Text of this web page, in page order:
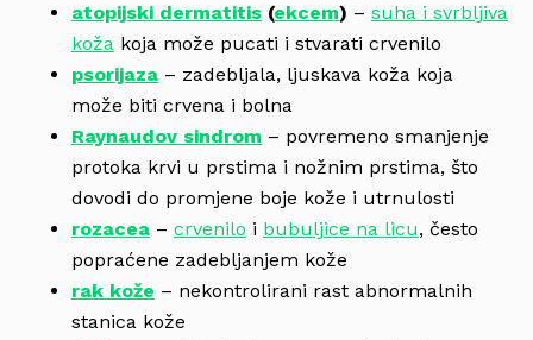
atopijski dermatitis (ekcem) – suha i svrbljiva
koža koja može pucati i stvarati crvenilo
psorijaza – zadebljala, ljuskava koža koja
može biti crvena i bolna
Raynaudov sindrom – povremeno smanjenje
protoka krvi u prstima i nožnim prstima, što
dovodi do promjene boje kože i utrnulosti
rozacea – crvenilo i bubuljice na licu, često
popraćene zadebljanjem kože
rak kože – nekontrolirani rast abnormalnih
stanica kože